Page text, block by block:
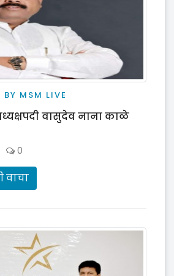
BY MSM LIVE
वासुदेव नाना काळे
0
वाचा